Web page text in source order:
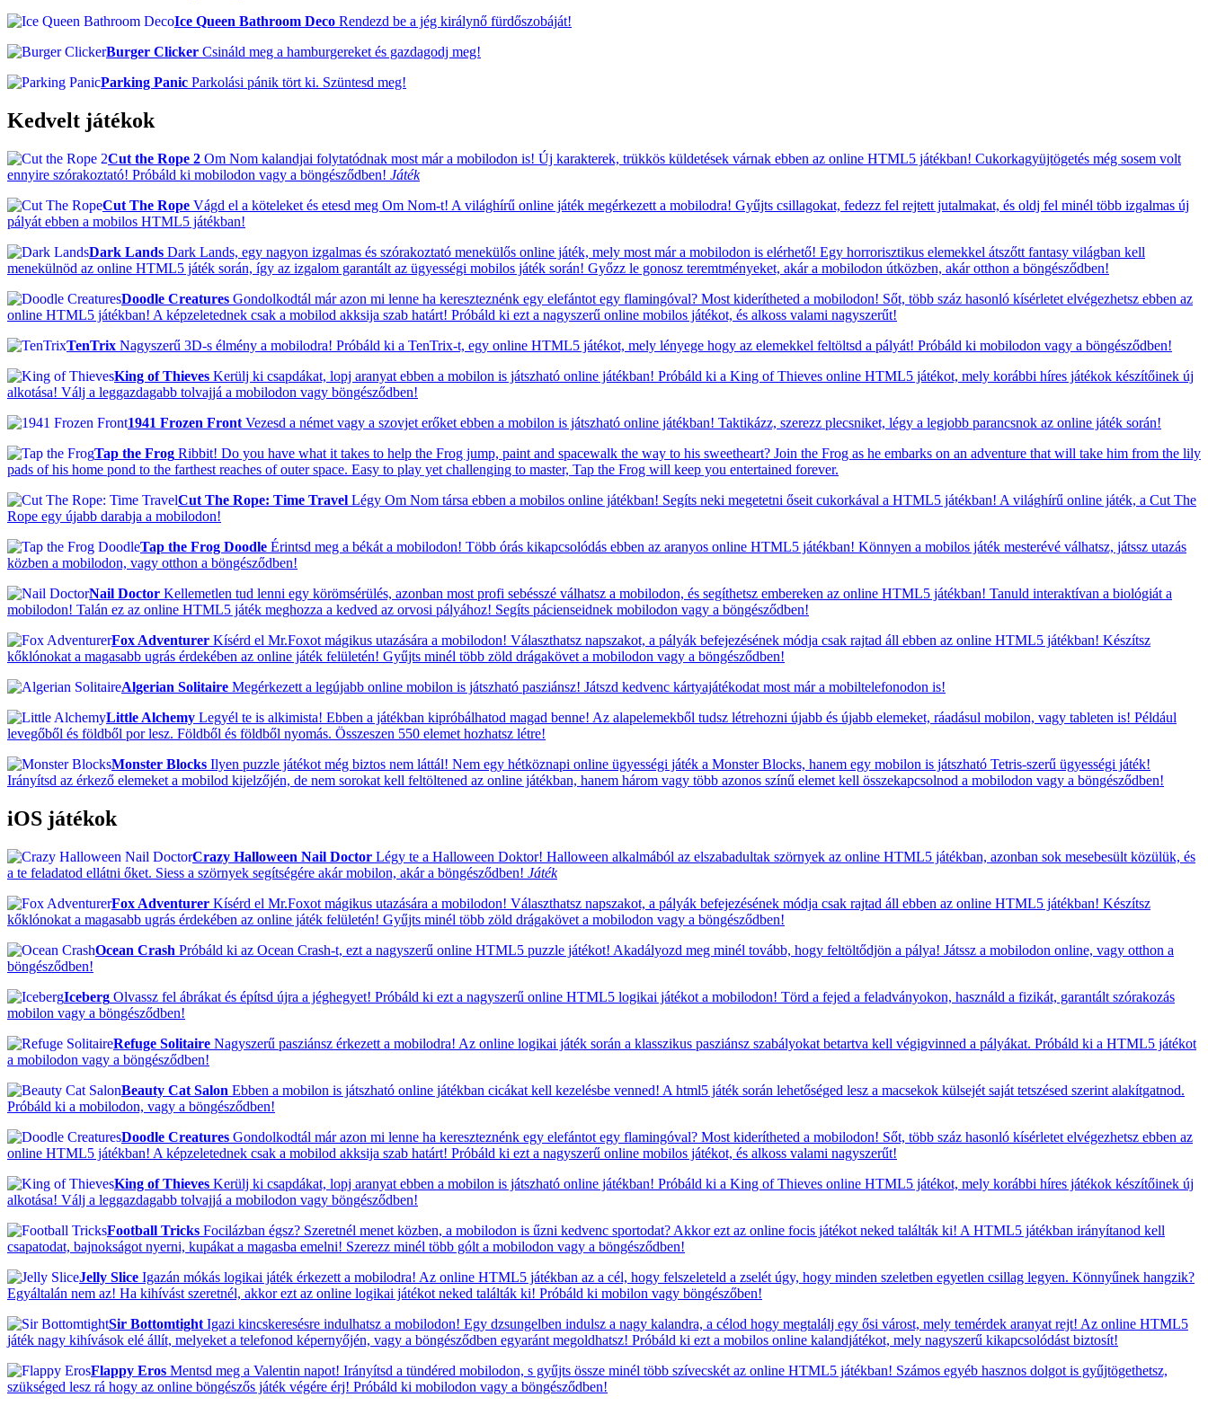
Ice Queen Bathroom Deco Rendezd be a jég királynő fürdőszobáját!
Burger Clicker Csináld meg a hamburgereket és gazdagodj meg!
Parking Panic Parkolási pánik tört ki. Szüntesd meg!
Kedvelt játékok
Cut the Rope 2 Om Nom kalandjai folytatódnak most már a mobilodon is! Új karakterek, trükkös küldetések várnak ebben az online HTML5 játékban! Cukorkagyüjtögetés még sosem volt
ennyire szórakoztató! Próbáld ki mobilodon vagy a böngésződben! Játék
Cut The Rope Vágd el a köteleket és etesd meg Om Nom-t! A világhírű online játék megérkezett a mobilodra! Gyűjts csillagokat, fedezz fel rejtett jutalmakat, és oldj fel minél több izgalmas új
pályát ebben a mobilos HTML5 játékban!
Dark Lands Dark Lands, egy nagyon izgalmas és szórakoztató menekülős online játék, mely most már a mobilodon is elérhető! Egy horrorisztikus elemekkel átszőtt fantasy világban kell
menekülnöd az online HTML5 játék során, így az izgalom garantált az ügyességi mobilos játék során! Győzz le gonosz teremtményeket, akár a mobilodon útközben, akár otthon a böngésződben!
Doodle Creatures Gondolkodtál már azon mi lenne ha kereszteznénk egy elefántot egy flamingóval? Most kiderítheted a mobilodon! Sőt, több száz hasonló kísérletet elvégezhetsz ebben az
online HTML5 játékban! A képzeletednek csak a mobilod akksija szab határt! Próbáld ki ezt a nagyszerű online mobilos játékot, és alkoss valami nagyszerűt!
TenTrix Nagyszerű 3D-s élmény a mobilodra! Próbáld ki a TenTrix-t, egy online HTML5 játékot, mely lényege hogy az elemekkel feltöltsd a pályát! Próbáld ki mobilodon vagy a böngésződben!
King of Thieves Kerülj ki csapdákat, lopj aranyat ebben a mobilon is játszható online játékban! Próbáld ki a King of Thieves online HTML5 játékot, mely korábbi híres játékok készítőinek új
alkotása! Válj a leggazdagabb tolvajjá a mobilodon vagy böngésződben!
1941 Frozen Front Vezesd a német vagy a szovjet erőket ebben a mobilon is játszható online játékban! Taktikázz, szerezz plecsniket, légy a legjobb parancsnok az online játék során!
Tap the Frog Ribbit! Do you have what it takes to help the Frog jump, paint and spacewalk the way to his sweetheart? Join the Frog as he embarks on an adventure that will take him from the lily
pads of his home pond to the farthest reaches of outer space. Easy to play yet challenging to master, Tap the Frog will keep you entertained forever.
Cut The Rope: Time Travel Légy Om Nom társa ebben a mobilos online játékban! Segíts neki megetetni őseit cukorkával a HTML5 játékban! A világhírű online játék, a Cut The
Rope egy újabb darabja a mobilodon!
Tap the Frog Doodle Érintsd meg a békát a mobilodon! Több órás kikapcsolódás ebben az aranyos online HTML5 játékban! Könnyen a mobilos játék mesterévé válhatsz, játssz utazás
közben a mobilodon, vagy otthon a böngésződben!
Nail Doctor Kellemetlen tud lenni egy körömsérülés, azonban most profi sebésszé válhatsz a mobilodon, és segíthetsz embereken az online HTML5 játékban! Tanuld interaktívan a biológiát a
mobilodon! Talán ez az online HTML5 játék meghozza a kedved az orvosi pályához! Segíts pácienseidnek mobilodon vagy a böngésződben!
Fox Adventurer Kísérd el Mr.Foxot mágikus utazására a mobilodon! Választhatsz napszakot, a pályák befejezésének módja csak rajtad áll ebben az online HTML5 játékban! Készítsz
kőklónokat a magasabb ugrás érdekében az online játék felületén! Gyűjts minél több zöld drágakövet a mobilodon vagy a böngésződben!
Algerian Solitaire Megérkezett a legújabb online mobilon is játszható pasziánsz! Játszd kedvenc kártyajátékodat most már a mobiltelefonodon is!
Little Alchemy Legyél te is alkimista! Ebben a játékban kipróbálhatod magad benne! Az alapelemekből tudsz létrehozni újabb és újabb elemeket, ráadásul mobilon, vagy tableten is! Például
levegőből és földből por lesz. Földből és földből nyomás. Összeszen 550 elemet hozhatsz létre!
Monster Blocks Ilyen puzzle játékot még biztos nem láttál! Nem egy hétköznapi online ügyességi játék a Monster Blocks, hanem egy mobilon is játszható Tetris-szerű ügyességi játék!
Irányítsd az érkező elemeket a mobilod kijelzőjén, de nem sorokat kell feltöltened az online játékban, hanem három vagy több azonos színű elemet kell összekapcsolnod a mobilodon vagy a böngésződben!
iOS játékok
Crazy Halloween Nail Doctor Légy te a Halloween Doktor! Halloween alkalmából az elszabadultak szörnyek az online HTML5 játékban, azonban sok mesebesült közülük, és
a te feladatod ellátni őket. Siess a szörnyek segítségére akár mobilon, akár a böngésződben! Játék
Fox Adventurer Kísérd el Mr.Foxot mágikus utazására a mobilodon! Választhatsz napszakot, a pályák befejezésének módja csak rajtad áll ebben az online HTML5 játékban! Készítsz
kőklónokat a magasabb ugrás érdekében az online játék felületén! Gyűjts minél több zöld drágakövet a mobilodon vagy a böngésződben!
Ocean Crash Próbáld ki az Ocean Crash-t, ezt a nagyszerű online HTML5 puzzle játékot! Akadályozd meg minél tovább, hogy feltöltődjön a pálya! Játssz a mobilodon online, vagy otthon a
böngésződben!
Iceberg Olvassz fel ábrákat és építsd újra a jéghegyet! Próbáld ki ezt a nagyszerű online HTML5 logikai játékot a mobilodon! Törd a fejed a feladványokon, használd a fizikát, garantált szórakozás
mobilon vagy a böngésződben!
Refuge Solitaire Nagyszerű pasziánsz érkezett a mobilodra! Az online logikai játék során a klasszikus pasziánsz szabályokat betartva kell végigvinned a pályákat. Próbáld ki a HTML5 játékot
a mobilodon vagy a böngésződben!
Beauty Cat Salon Ebben a mobilon is játszható online játékban cicákat kell kezelésbe venned! A html5 játék során lehetőséged lesz a macsekok külsejét saját tetszésed szerint alakítgatnod.
Próbáld ki a mobilodon, vagy a böngésződben!
Doodle Creatures Gondolkodtál már azon mi lenne ha kereszteznénk egy elefántot egy flamingóval? Most kiderítheted a mobilodon! Sőt, több száz hasonló kísérletet elvégezhetsz ebben az
online HTML5 játékban! A képzeletednek csak a mobilod akksija szab határt! Próbáld ki ezt a nagyszerű online mobilos játékot, és alkoss valami nagyszerűt!
King of Thieves Kerülj ki csapdákat, lopj aranyat ebben a mobilon is játszható online játékban! Próbáld ki a King of Thieves online HTML5 játékot, mely korábbi híres játékok készítőinek új
alkotása! Válj a leggazdagabb tolvajjá a mobilodon vagy böngésződben!
Football Tricks Focilázban égsz? Szeretnél menet közben, a mobilodon is űzni kedvenc sportodat? Akkor ezt az online focis játékot neked találták ki! A HTML5 játékban irányítanod kell
csapatodat, bajnokságot nyerni, kupákat a magasba emelni! Szerezz minél több gólt a mobilodon vagy a böngésződben!
Jelly Slice Igazán mókás logikai játék érkezett a mobilodra! Az online HTML5 játékban az a cél, hogy felszeleteld a zselét úgy, hogy minden szeletben egyetlen csillag legyen. Könnyűnek hangzik?
Egyáltalán nem az! Ha kihívást szeretnél, akkor ezt az online logikai játékot neked találták ki! Próbáld ki mobilon vagy böngészőben!
Sir Bottomtight Igazi kincskeresésre indulhatsz a mobilodon! Egy dzsungelben indulsz a nagy kalandra, a célod hogy megtalálj egy ősi várost, mely temérdek aranyat rejt! Az online HTML5
játék nagy kihívások elé állít, melyeket a telefonod képernyőjén, vagy a böngésződben egyaránt megoldhatsz! Próbáld ki ezt a mobilos online kalandjátékot, mely nagyszerű kikapcsolódást biztosít!
Flappy Eros Mentsd meg a Valentin napot! Irányítsd a tündéred mobilodon, s gyűjts össze minél több szívecskét az online HTML5 játékban! Számos egyéb hasznos dolgot is gyűjtögethetsz,
szükséged lesz rá hogy az online böngészős játék végére érj! Próbáld ki mobilodon vagy a böngésződben!